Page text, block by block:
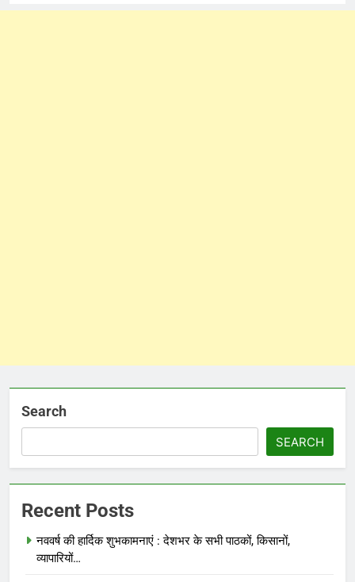
Search
SEARCH
Recent Posts
नववर्ष की हार्दिक शुभकामनाएं : देशभर के सभी पाठकों, किसानों,
व्यापारियों…